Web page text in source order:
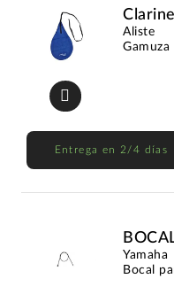
Aliste
Entrega en 2/4 días
Yamaha
Bocal